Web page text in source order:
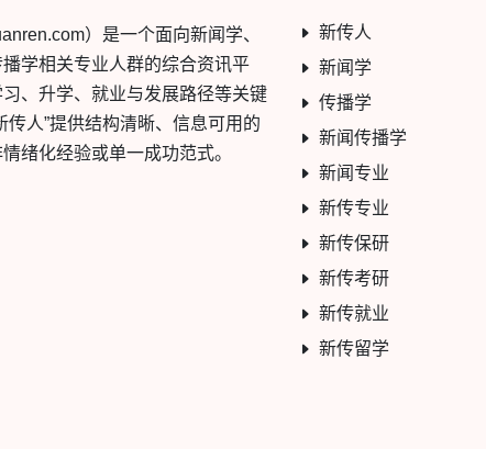
）是一个面向新闻学、
学相关专业人群的综合资讯平
、升学、就业与发展路径等关键
传人”提供结构清晰、信息可用的
绪化经验或单一成功范式。
新传人
新闻学
传播学
新闻传播学
新闻专业
新传专业
新传保研
新传考研
新传就业
新传留学